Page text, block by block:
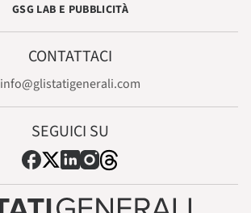
GSG LAB E PUBBLICITÀ
CONTATTACI
info@glistatigenerali.com
SEGUICI SU